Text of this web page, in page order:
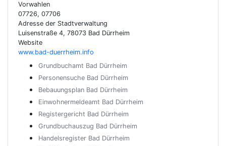
Vorwahlen
07726, 07706
Adresse der Stadtverwaltung
Luisenstraße 4, 78073 Bad Dürrheim
Website
www.bad-duerrheim.info
Grundbuchamt Bad Dürrheim
Personensuche Bad Dürrheim
Bebauungsplan Bad Dürrheim
Einwohnermeldeamt Bad Dürrheim
Registergericht Bad Dürrheim
Grundbuchauszug Bad Dürrheim
Handelsregister Bad Dürrheim